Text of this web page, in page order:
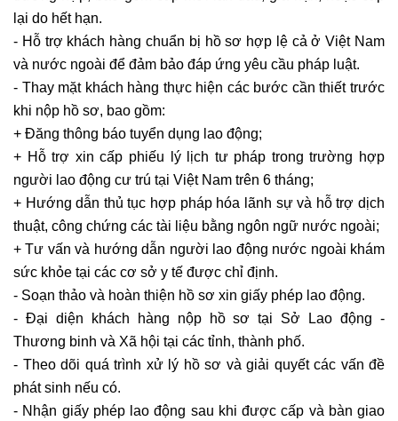
lại do hết hạn.
- Hỗ trợ khách hàng chuẩn bị hồ sơ hợp lệ cả ở Việt Nam
và nước ngoài để đảm bảo đáp ứng yêu cầu pháp luật.
- Thay mặt khách hàng thực hiện các bước cần thiết trước
khi nộp hồ sơ, bao gồm:
+ Đăng thông báo tuyển dụng lao động;
+ Hỗ trợ xin cấp phiếu lý lịch tư pháp trong trường hợp
người lao động cư trú tại Việt Nam trên 6 tháng;
+ Hướng dẫn thủ tục hợp pháp hóa lãnh sự và hỗ trợ dịch
thuật, công chứng các tài liệu bằng ngôn ngữ nước ngoài;
+ Tư vấn và hướng dẫn người lao động nước ngoài khám
sức khỏe tại các cơ sở y tế được chỉ định.
- Soạn thảo và hoàn thiện hồ sơ xin giấy phép lao động.
- Đại diện khách hàng nộp hồ sơ tại Sở Lao động -
Thương binh và Xã hội tại các tỉnh, thành phố.
- Theo dõi quá trình xử lý hồ sơ và giải quyết các vấn đề
phát sinh nếu có.
- Nhận giấy phép lao động sau khi được cấp và bàn giao